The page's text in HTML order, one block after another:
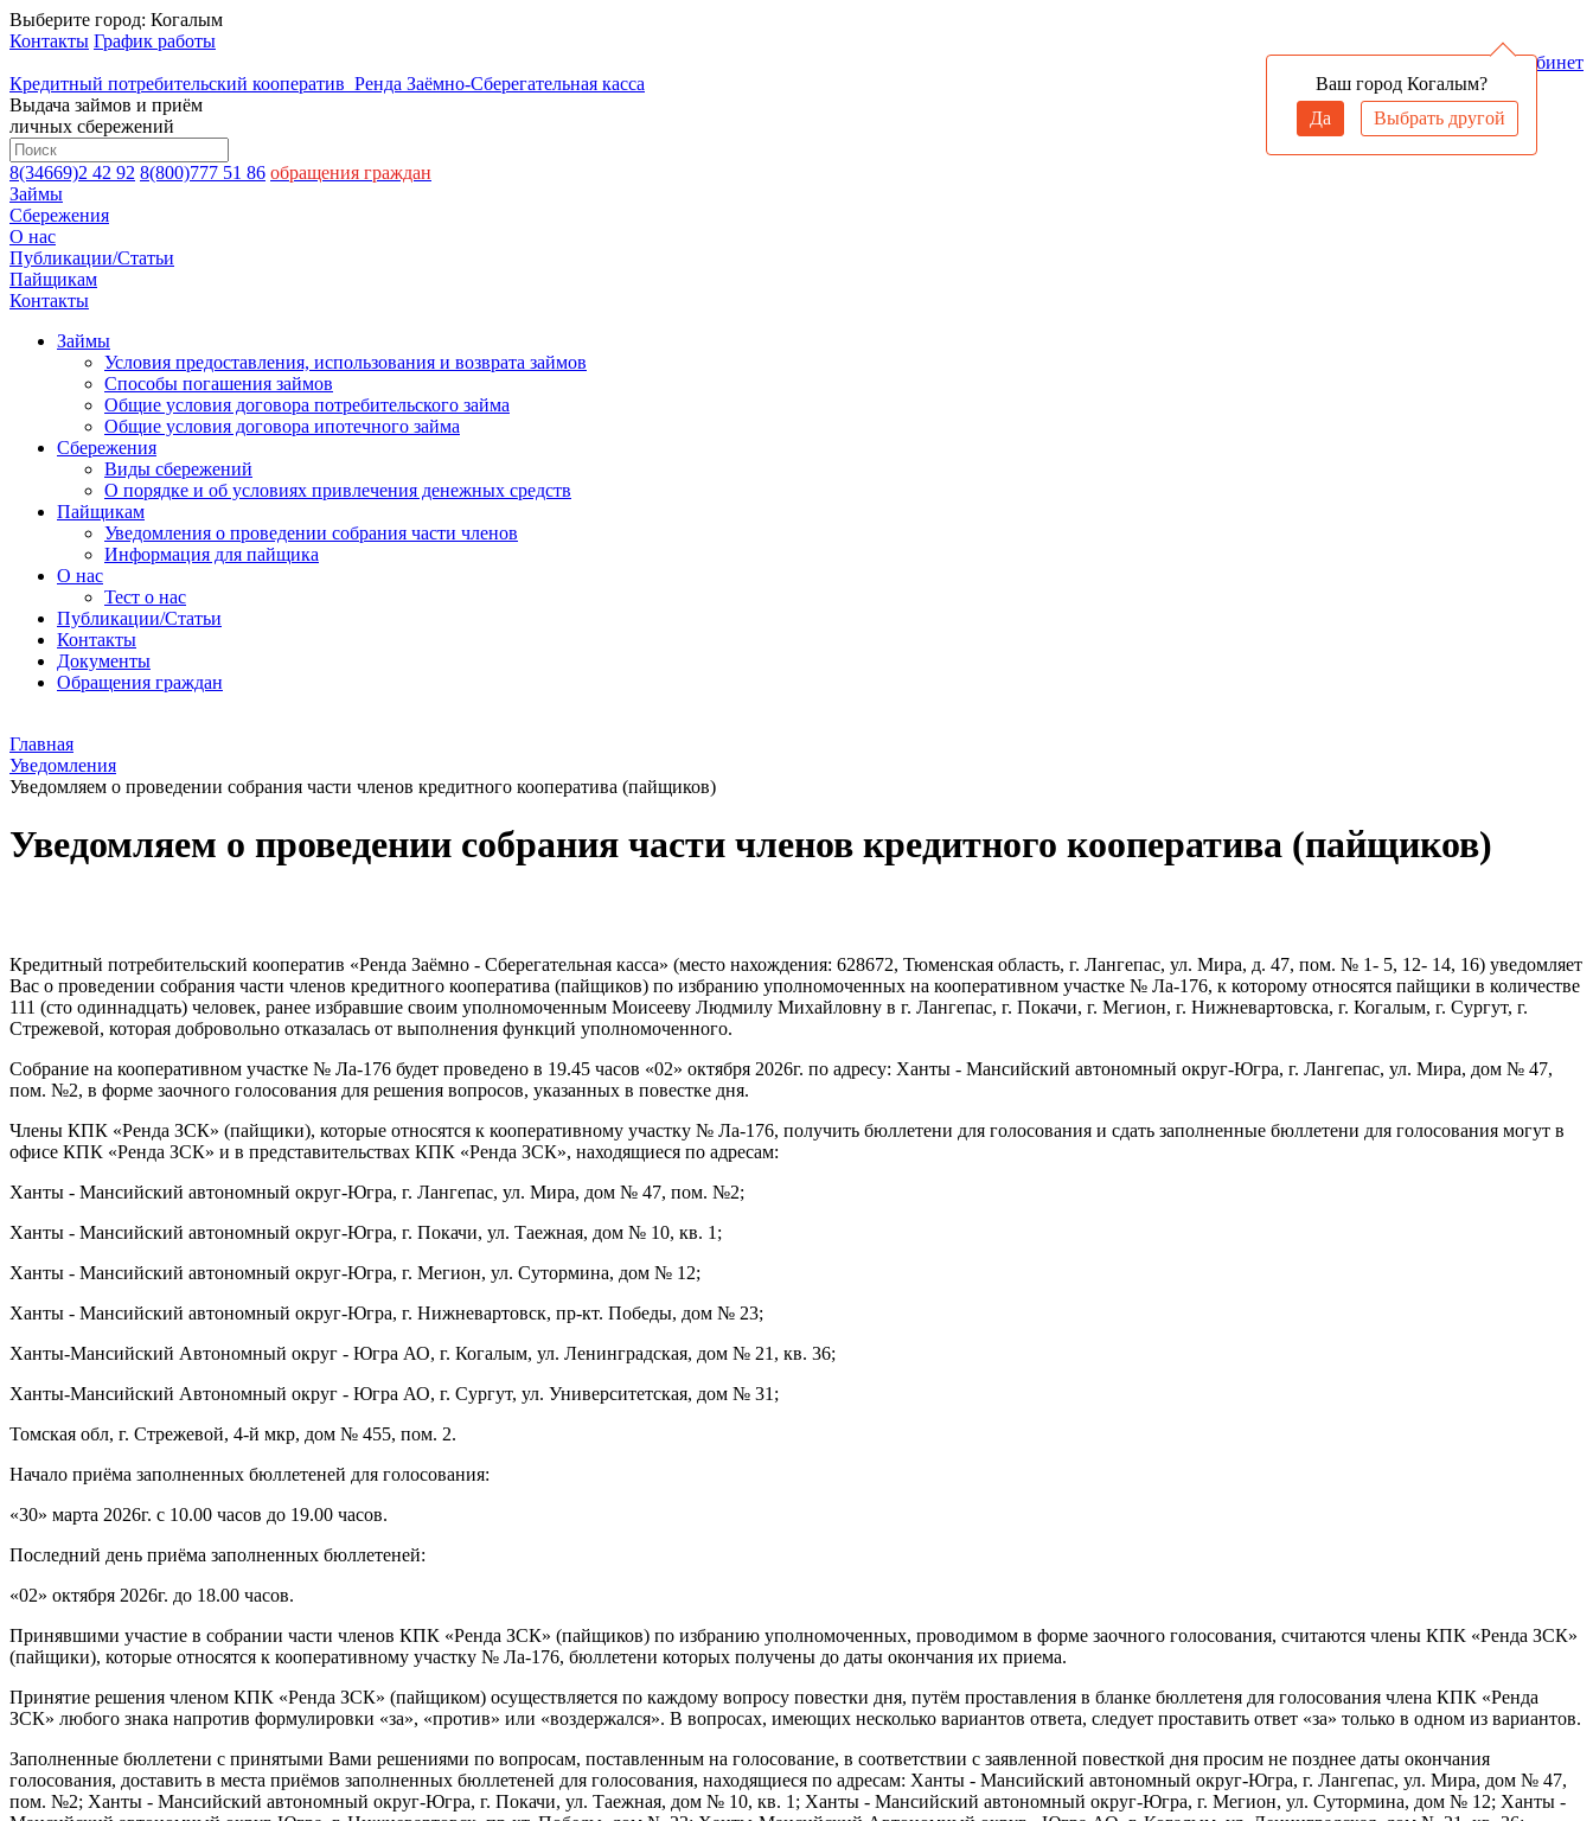
Выберите город: Когалым
Ваш город Когалым?
Да
Выбрать другой
Контакты График работы
Войти в личный кабинет
Кредитный потребительский кооператив Ренда Заёмно-Сберегательная касса
Выдача займов и приём
личных сбережений
8(34669)2 42 92 8(800)777 51 86 обращения граждан
Займы
Сбережения
О нас
Публикации/Статьи
Пайщикам
Контакты
Займы
Условия предоставления, использования и возврата займов
Способы погашения займов
Общие условия договора потребительского займа
Общие условия договора ипотечного займа
Сбережения
Виды сбережений
О порядке и об условиях привлечения денежных средств
Пайщикам
Уведомления о проведении собрания части членов
Информация для пайщика
О нас
Тест о нас
Публикации/Статьи
Контакты
Документы
Обращения граждан
Главная
Уведомления
Уведомляем о проведении собрания части членов кредитного кооператива (пайщиков)
Уведомляем о проведении собрания части членов кредитного кооператива (пайщиков)
Кредитный потребительский кооператив «Ренда Заёмно - Сберегательная касса» (место нахождения: 628672, Тюменская область, г. Лангепас, ул. Мира, д. 47, пом. № 1- 5, 12- 14, 16) уведомляет
Вас о проведении собрания части членов кредитного кооператива (пайщиков) по избранию уполномоченных на кооперативном участке № Ла-176, к которому относятся пайщики в количестве
111 (сто одиннадцать) человек, ранее избравшие своим уполномоченным Моисееву Людмилу Михайловну в г. Лангепас, г. Покачи, г. Мегион, г. Нижневартовска, г. Когалым, г. Сургут, г.
Стрежевой, которая добровольно отказалась от выполнения функций уполномоченного.
Собрание на кооперативном участке № Ла-176 будет проведено в 19.45 часов «02» октября 2026г. по адресу: Ханты - Мансийский автономный округ-Югра, г. Лангепас, ул. Мира, дом № 47,
пом. №2, в форме заочного голосования для решения вопросов, указанных в повестке дня.
Члены КПК «Ренда ЗСК» (пайщики), которые относятся к кооперативному участку № Ла-176, получить бюллетени для голосования и сдать заполненные бюллетени для голосования могут в
офисе КПК «Ренда ЗСК» и в представительствах КПК «Ренда ЗСК», находящиеся по адресам:
Ханты - Мансийский автономный округ-Югра, г. Лангепас, ул. Мира, дом № 47, пом. №2;
Ханты - Мансийский автономный округ-Югра, г. Покачи, ул. Таежная, дом № 10, кв. 1;
Ханты - Мансийский автономный округ-Югра, г. Мегион, ул. Сутормина, дом № 12;
Ханты - Мансийский автономный округ-Югра, г. Нижневартовск, пр-кт. Победы, дом № 23;
Ханты-Мансийский Автономный округ - Югра АО, г. Когалым, ул. Ленинградская, дом № 21, кв. 36;
Ханты-Мансийский Автономный округ - Югра АО, г. Сургут, ул. Университетская, дом № 31;
Томская обл, г. Стрежевой, 4-й мкр, дом № 455, пом. 2.
Начало приёма заполненных бюллетеней для голосования:
«30» марта 2026г. с 10.00 часов до 19.00 часов.
Последний день приёма заполненных бюллетеней:
«02» октября 2026г. до 18.00 часов.
Принявшими участие в собрании части членов КПК «Ренда ЗСК» (пайщиков) по избранию уполномоченных, проводимом в форме заочного голосования, считаются члены КПК «Ренда ЗСК»
(пайщики), которые относятся к кооперативному участку № Ла-176, бюллетени которых получены до даты окончания их приема.
Принятие решения членом КПК «Ренда ЗСК» (пайщиком) осуществляется по каждому вопросу повестки дня, путём проставления в бланке бюллетеня для голосования члена КПК «Ренда
ЗСК» любого знака напротив формулировки «за», «против» или «воздержался». В вопросах, имеющих несколько вариантов ответа, следует проставить ответ «за» только в одном из вариантов.
Заполненные бюллетени с принятыми Вами решениями по вопросам, поставленным на голосование, в соответствии с заявленной повесткой дня просим не позднее даты окончания
голосования, доставить в места приёмов заполненных бюллетеней для голосования, находящиеся по адресам: Ханты - Мансийский автономный округ-Югра, г. Лангепас, ул. Мира, дом № 47,
пом. №2; Ханты - Мансийский автономный округ-Югра, г. Покачи, ул. Таежная, дом № 10, кв. 1; Ханты - Мансийский автономный округ-Югра, г. Мегион, ул. Сутормина, дом № 12; Ханты -